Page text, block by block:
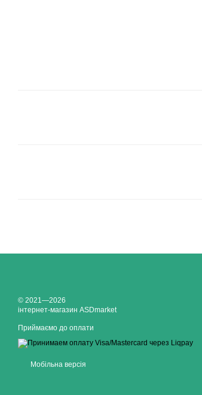
© 2021—2026
інтернет-магазин ASDmarket
Приймаємо до оплати
Мобільна версія